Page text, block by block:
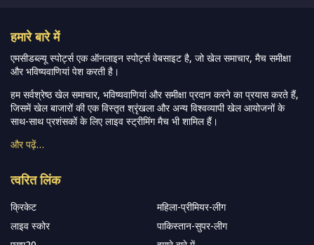
हमारे बारे में
एमसीडब्ल्यू स्पोर्ट्स एक ऑनलाइन स्पोर्ट्स वेबसाइट है, जो खेल समाचार, मैच समीक्षा
और भविष्यवाणियां पेश करती है।
हम सर्वश्रेष्ठ खेल समाचार, भविष्यवाणियां और समीक्षा प्रदान करने का प्रयास करते हैं,
जिसमें खेल बाजारों की एक विस्तृत श्रृंखला और अन्य विश्वव्यापी खेल आयोजनों के
साथ-साथ प्रशंसकों के लिए लाइव स्ट्रीमिंग मैच भी शामिल हैं।
और पढ़ें…
त्वरित लिंक
क्रिकेट
महिला-प्रीमियर-लीग
लाइव स्कोर
पाकिस्तान-सुपर-लीग